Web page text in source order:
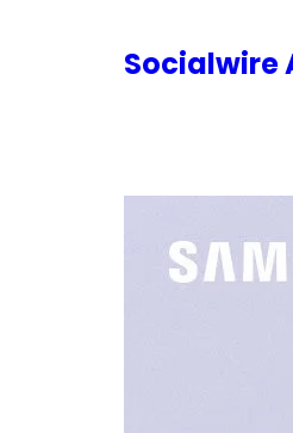
Socialwire